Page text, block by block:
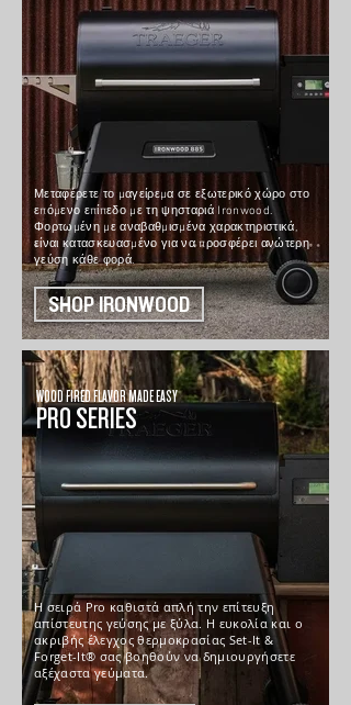
Μεταφέρετε το μαγείρεμα σε εξωτερικό χώρο στο
επόμενο επίπεδο με τη ψησταριά Ironwood.
Φορτωμένη με αναβαθμισμένα χαρακτηριστικά,
είναι κατασκευασμένο για να προσφέρει ανώτερη
γεύση κάθε φορά.
SHOP IRONWOOD
WOOD FIRED FLAVOR MADE EASY
PRO SERIES
Η σειρά Pro καθιστά απλή την επίτευξη
απίστευτης γεύσης με ξύλα. Η ευκολία και ο
ακριβής έλεγχος θερμοκρασίας Set-It &
Forget-It® σας βοηθούν να δημιουργήσετε
αξέχαστα γεύματα.